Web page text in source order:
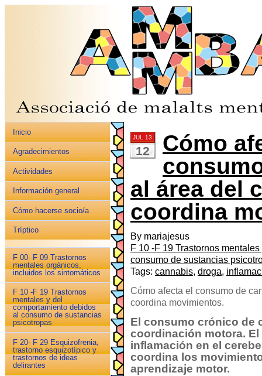
Inicio
Agradecimientos
Actividades
Información general
Cómo hacerse socio/a
Tríptico
F 00- F 09 Trastornos
mentales orgánicos,
incluidos los sintomáticos
F 10 -F 19 Trastornos
mentales y del
comportamiento debidos
al consumo de sustancias
psicotropas
F 20- F 29 Esquizofrenia,
trastorno esquizotípico y
trastornos de ideas
delirantes
JUL 13
12
Cómo
al área del
coordina
By mariajesus
F 10 -F 19 Trastornos
consumo de sustancias
Tags: cannabis, droga,
Cómo afecta el consumo de
coordina movimientos.
El consumo crónico de
coordinación motora.
inflamación en el
coordina los
aprendizaje motor.